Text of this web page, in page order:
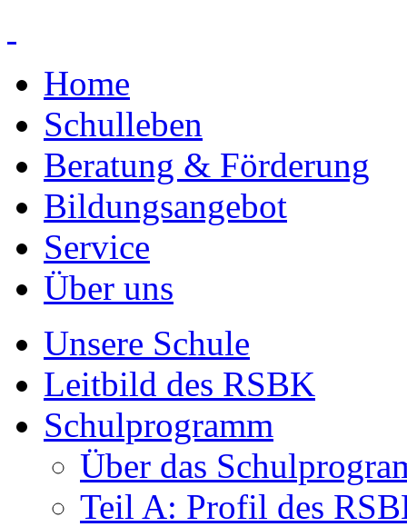
Home
Schulleben
Beratung & Förderung
Bildungsangebot
Service
Über uns
Unsere Schule
Leitbild des RSBK
Schulprogramm
Über das
Teil A: Profil des